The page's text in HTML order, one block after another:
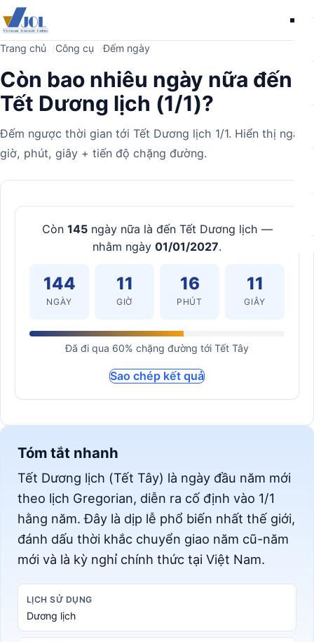
Trang chủ Công cụ Đếm ngày
Còn bao nhiêu ngày nữa đến
Tết Dương lịch (1/1)?
Đếm ngược thời gian tới Tết Dương lịch 1/1. Hiển thị ngày,
giờ, phút, giây + tiến độ chặng đường.
Máy
tínhCòn 145ngày nữa là đến Tết Dương lịch —
nhằm ngày 01/01/2027.
144
NGÀY
11
GIỜ
16
PHÚT
10
GIÂY
Đã đi qua 60% chặng đường tới Tết Tây
Sao chép kết quả
Tóm tắt nhanh
Tết Dương lịch (Tết Tây) là ngày đầu năm mới
theo lịch Gregorian, diễn ra cố định vào 1/1
hằng năm. Đây là dịp lễ phổ biến nhất thế giới,
đánh dấu thời khắc chuyển giao năm cũ-năm
mới và là kỳ nghỉ chính thức tại Việt Nam.
LỊCH SỬ DỤNG
Dương lịch